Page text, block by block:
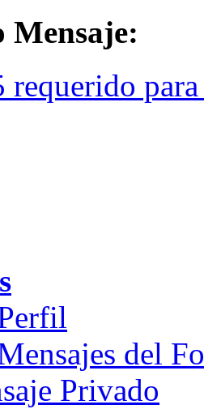
Mensaje:
requerido
del
Privado